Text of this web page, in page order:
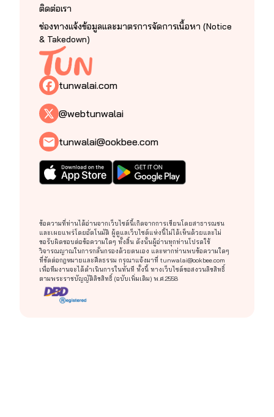
ติดต่อเรา
ช่องทางแจ้งข้อมูลและมาตรการจัดการเนื้อหา (Notice
& Takedown)
tunwalai.com
@webtunwalai
tunwalai@ookbee.com
ข้อความที่ท่านได้อ่านจากเว็บไซต์นี้เกิดจากการเขียนโดยสาธารณชน
และเผยแพร่โดยอัตโนมัติ ผู้ดูแลเว็บไซต์แห่งนี้ไม่ได้เห็นด้วยและไม่
ขอรับผิดชอบต่อข้อความใดๆ ทั้งสิ้น ดังนั้นผู้อ่านทุกท่านโปรดใช้
วิจารณญาณในการกลั่นกรองด้วยตนเอง และหากท่านพบข้อความใดๆ
ที่ขัดต่อกฎหมายและศีลธรรม กรุณาแจ้งมาที่ tunwalai@ookbee.com
เพื่อทีมงานจะได้ดำเนินการในทันที ทั้งนี้ ทางเว็บไซต์ขอสงวนลิขสิทธิ์
ตามพระราชบัญญัติลิขสิทธิ์ (ฉบับเพิ่มเติม) พ.ศ.2558